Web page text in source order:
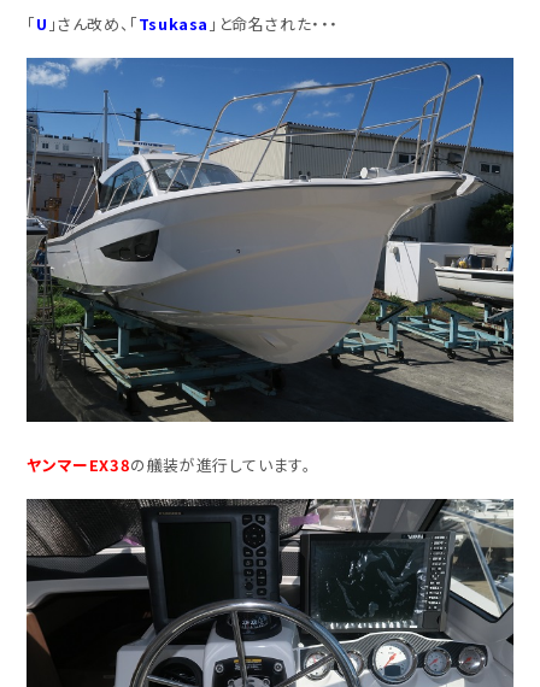
「U 」さん改め、「Tsukasa 」と命名された・・・
ヤンマーEX38の艤装が進行しています。